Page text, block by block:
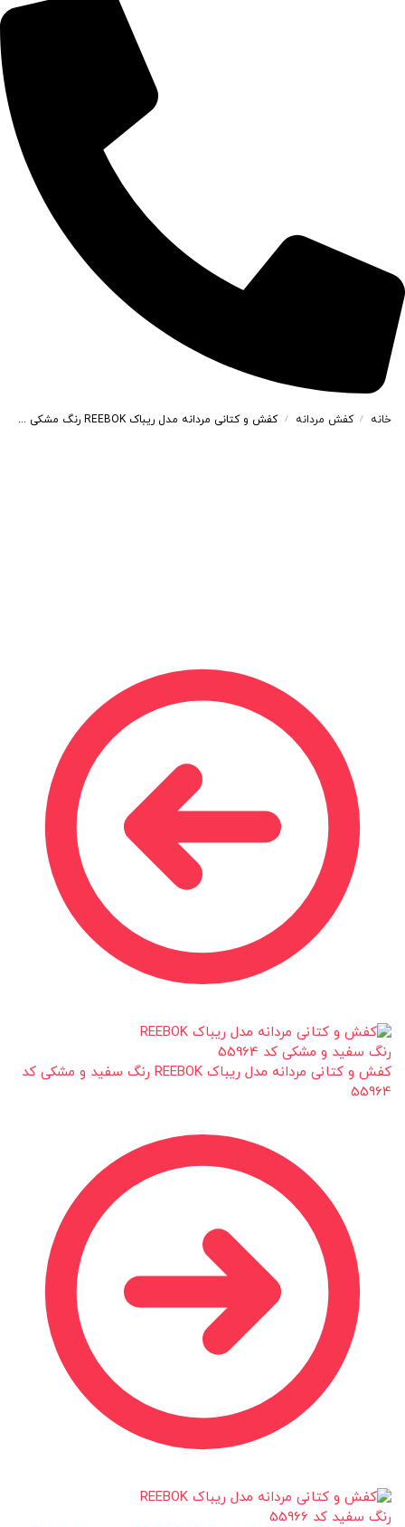
خانه / کفش مردانه / کفش و کتانی مردانه مدل ریباک REEBOK رنگ مشکی کد 55965
کفش و کتانی مردانه مدل ریباک REEBOK رنگ سفید و مشکی کد
55964